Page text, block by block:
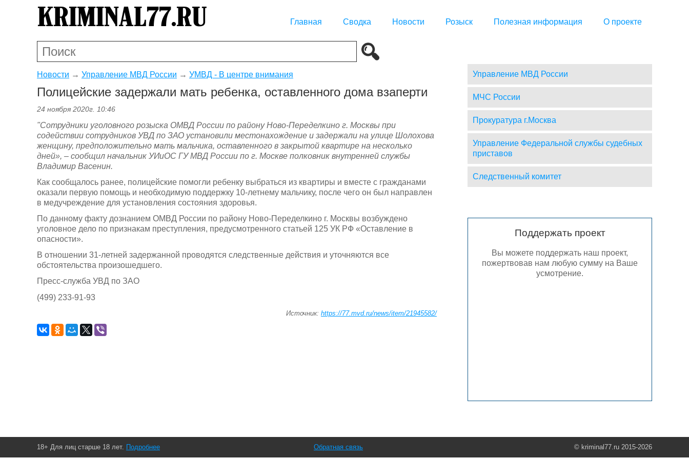
Главная Сводка Новости Розыск Полезная информация О проекте
Новости → Управление МВД России → УМВД - В центре внимания
Полицейские задержали мать ребенка, оставленного дома взаперти
24 ноября 2020г. 10:46
"Сотрудники уголовного розыска ОМВД России по району Ново-Переделкино г. Москвы при
содействии сотрудников УВД по ЗАО установили местонахождение и задержали на улице Шолохова
женщину, предположительно мать мальчика, оставленного в закрытой квартире на несколько
дней», – сообщил начальник УИиОС ГУ МВД России по г. Москве полковник внутренней службы
Владимир Васенин.
Как сообщалось ранее, полицейские помогли ребенку выбраться из квартиры и вместе с гражданами
оказали первую помощь и необходимую поддержку 10-летнему мальчику, после чего он был направлен
в медучреждение для установления состояния здоровья.
По данному факту дознанием ОМВД России по району Ново-Переделкино г. Москвы возбуждено
уголовное дело по признакам преступления, предусмотренного статьей 125 УК РФ «Оставление в
опасности».
В отношении 31-летней задержанной проводятся следственные действия и уточняются все
обстоятельства произошедшего.
Пресс-служба УВД по ЗАО
(499) 233-91-93
Источник: https://77.mvd.ru/news/item/21945582/
Управление МВД России
МЧС России
Прокуратура г.Москва
Управление Федеральной службы судебных
приставов
Следственный комитет
Поддержать проект
Вы можете поддержать наш проект,
пожертвовав нам любую сумму на Ваше
усмотрение.
18+ Для лиц старше 18 лет. Подробнее © kriminal77.ru 2015-2026
Обратная связь